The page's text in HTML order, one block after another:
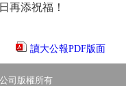
再添祝福！
讀大公報PDF版面
司版權所有